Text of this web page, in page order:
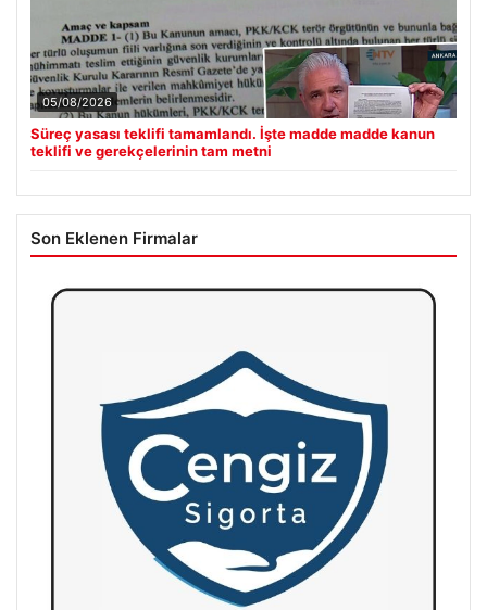
05/08/2026
Süreç yasası teklifi tamamlandı. İşte madde madde kanun
teklifi ve gerekçelerinin tam metni
Son Eklenen Firmalar